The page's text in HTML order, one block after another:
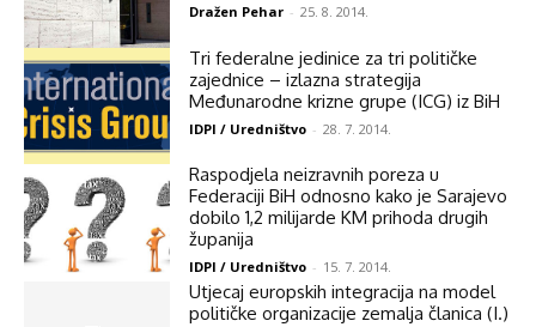
Dražen Pehar - 25. 8. 2014.
Tri federalne jedinice za tri političke
zajednice – izlazna strategija
Međunarodne krizne grupe (ICG) iz BiH
IDPI / Uredništvo - 28. 7. 2014.
Raspodjela neizravnih poreza u
Federaciji BiH odnosno kako je Sarajevo
dobilo 1,2 milijarde KM prihoda drugih
županija
IDPI / Uredništvo - 15. 7. 2014.
Utjecaj europskih integracija na model
političke organizacije zemalja članica (I.)